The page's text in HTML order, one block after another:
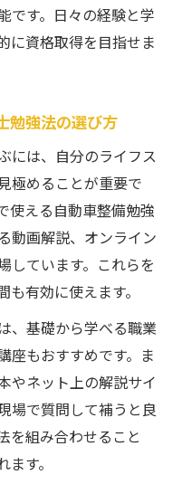
です。日々の経験と学
に資格取得を目指せま
勉強法の選び方
には、自分のライフス
極めることが重要で
使える自動車整備勉強
動画解説、オンライン
しています。これらを
有効に使えます。
、基礎から学べる職業
座もおすすめです。ま
やネット上の解説サイ
場で質問して補うと良
を組み合わせること
す。